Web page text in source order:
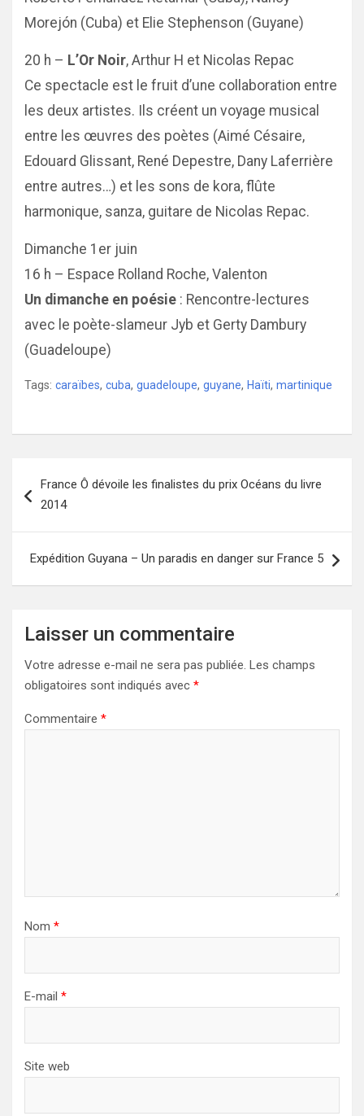
Morejón (Cuba) et Elie Stephenson (Guyane)
20 h – L’Or Noir, Arthur H et Nicolas Repac
Ce spectacle est le fruit d’une collaboration entre
les deux artistes. Ils créent un voyage musical
entre les œuvres des poètes (Aimé Césaire,
Edouard Glissant, René Depestre, Dany Laferrière
entre autres…) et les sons de kora, flûte
harmonique, sanza, guitare de Nicolas Repac.
Dimanche 1er juin
16 h – Espace Rolland Roche, Valenton
Un dimanche en poésie : Rencontre-lectures
avec le poète-slameur Jyb et Gerty Dambury
(Guadeloupe)
Tags: caraïbes, cuba, guadeloupe, guyane, Haïti, martinique
de
France Ô dévoile les finalistes du prix Océans du livre
2014
Expédition Guyana – Un paradis en danger sur France 5
Laisser un commentaire
Votre adresse e-mail ne sera pas publiée. Les champs
obligatoires sont indiqués avec *
Commentaire *
Nom *
E-mail *
Site web